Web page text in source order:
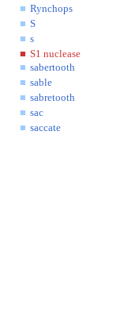
Rynchops
S
s
S1 nuclease
sabertooth
sable
sabretooth
sac
saccate